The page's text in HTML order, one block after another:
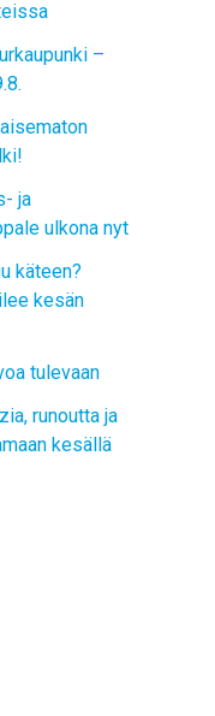
–
ja
ulkona nyt
käteen?
kesän
tulevaan
runoutta ja
kesällä